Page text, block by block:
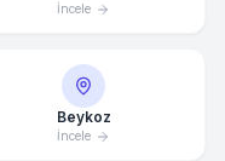
İncele
Beykoz
İncele